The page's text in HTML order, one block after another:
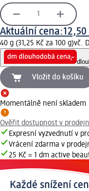
Aktuální cena:12,50
40 g (31,25 Kč za 100 g)vč.
Vložit do košíku
Momentálně není skladem
Ověřit dostupnost v
Expresní vyzvednutí v
Vrácení zdarma v
25 Kč = 1 dm active
Každé snížení